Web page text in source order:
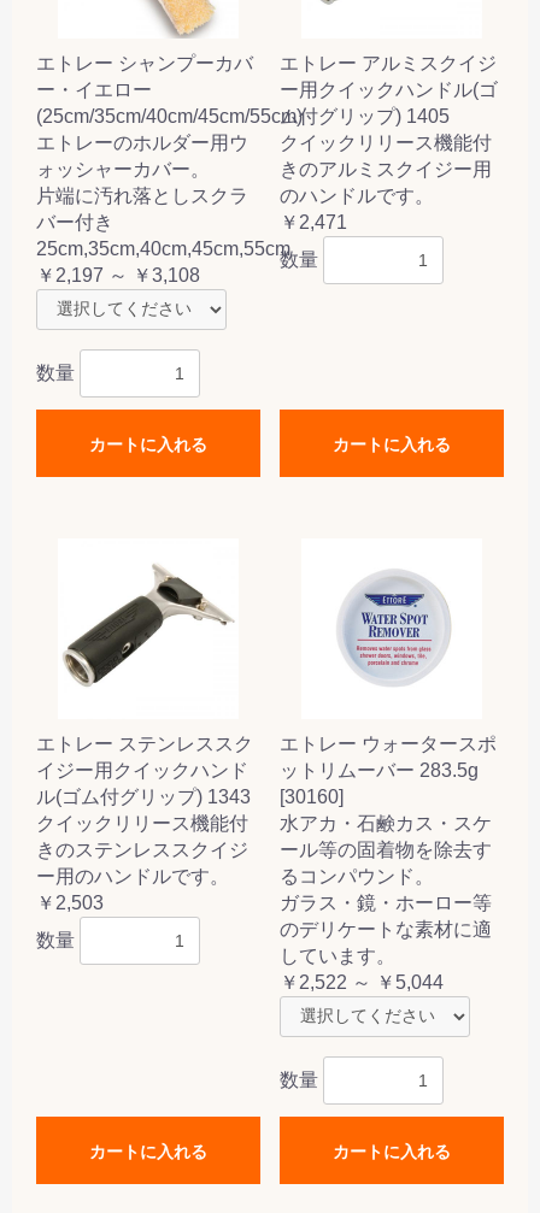
エトレー シャンプーカバ
ー・イエロー
(25cm/35cm/40cm/45cm/55cm)
エトレーのホルダー用ウ
ォッシャーカバー。
片端に汚れ落としスクラ
バー付き
25cm,35cm,40cm,45cm,55cm
￥2,197 ～ ￥3,108
数量
カートに入れる
エトレー アルミスクイジ
ー用クイックハンドル(ゴ
ム付グリップ) 1405
クイックリリース機能付
きのアルミスクイジー用
のハンドルです。
￥2,471
数量
カートに入れる
エトレー ステンレススク
イジー用クイックハンド
ル(ゴム付グリップ) 1343
クイックリリース機能付
きのステンレススクイジ
ー用のハンドルです。
￥2,503
数量
カートに入れる
エトレー ウォータースポ
ットリムーバー 283.5g
[30160]
水アカ・石鹸カス・スケ
ール等の固着物を除去す
るコンパウンド。
ガラス・鏡・ホーロー等
のデリケートな素材に適
しています。
￥2,522 ～ ￥5,044
数量
カートに入れる